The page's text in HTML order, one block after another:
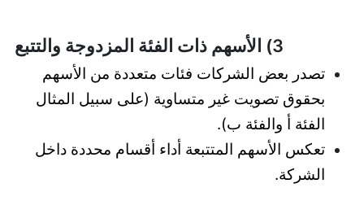
3) الأسهم ذات الفئة المزدوجة والتتبع
تصدر بعض الشركات فئات متعددة من الأسهم
بحقوق تصويت غير متساوية (على سبيل المثال
الفئة أ والفئة ب).
تعكس الأسهم المتتبعة أداء أقسام محددة داخل
الشركة.